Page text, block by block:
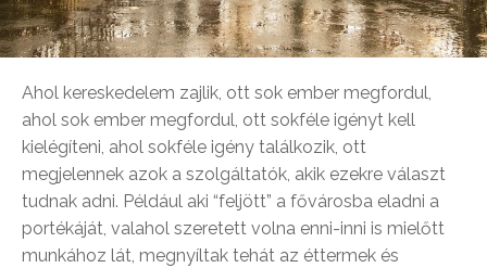
Ahol kereskedelem zajlik, ott sok ember megfordul,
ahol sok ember megfordul, ott sokféle igényt kell
kielégíteni, ahol sokféle igény találkozik, ott
megjelennek azok a szolgáltatók, akik ezekre választ
tudnak adni. Például aki “feljött” a fővárosba eladni a
portékáját, valahol szeretett volna enni-inni is mielőtt
munkához lát, megnyíltak tehát az éttermek és